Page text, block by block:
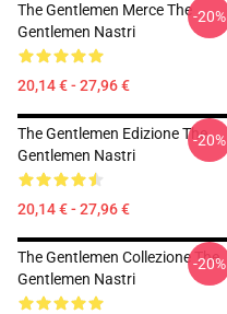
The Gentlemen Merce The
Gentlemen Nastri
20,14 € - 27,96 €
-20%
The Gentlemen Edizione The
Gentlemen Nastri
20,14 € - 27,96 €
-20%
The Gentlemen Collezione The
Gentlemen Nastri
-20%